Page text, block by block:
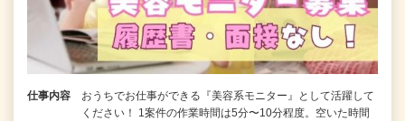
仕事内容
おうちでお仕事ができる『美容系モニター』として活躍して
ください！ 1案件の作業時間は5分〜10分程度。空いた時間